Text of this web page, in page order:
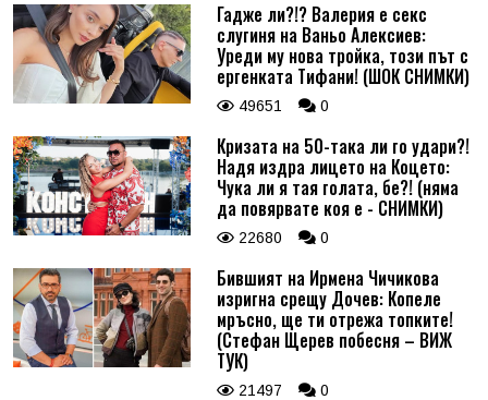
Коментар*
Гадже ли?!? Валерия е секс
слугиня на Ваньо Алексиев:
Уреди му нова тройка, този път с
ергенката Тифани! (ШОК СНИМКИ)
49651 0
Кризата на 50-така ли го удари?!
Надя издра лицето на Коцето:
Чука ли я тая голата, бе?! (няма
да повярвате коя е - СНИМКИ)
22680 0
Бившият на Ирмена Чичикова
изригна срещу Дочев: Копеле
мръсно, ще ти отрежа топките!
(Стефан Щерев побесня – ВИЖ
ТУК)
21497 0